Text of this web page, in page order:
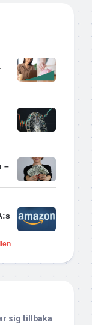
–
sig tillbaka